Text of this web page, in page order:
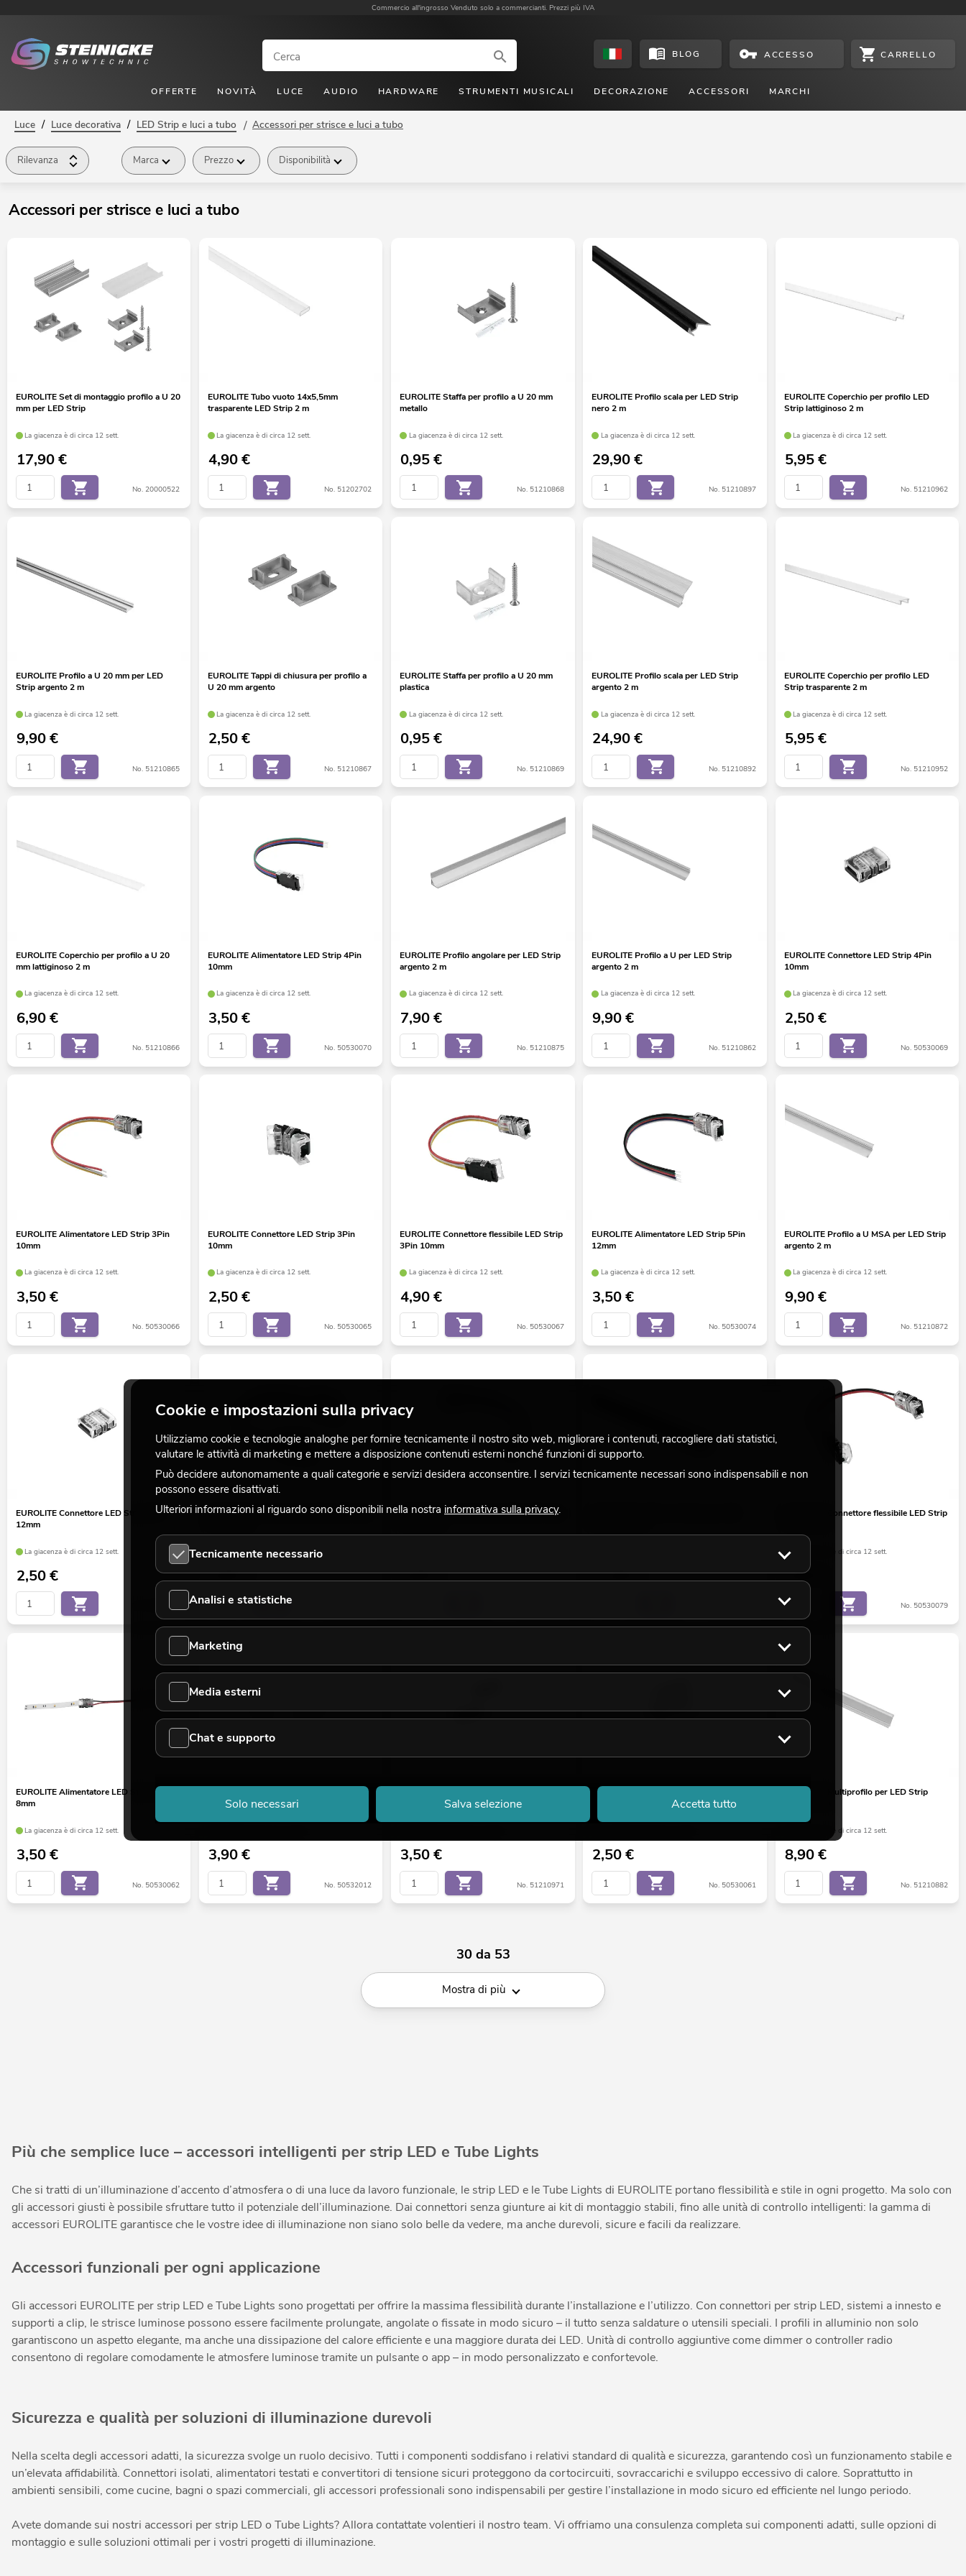
Commercio all'ingrosso Venduto solo a commercianti. Prezzi più IVA
BLOG ACCESSO CARRELLO
OFFERTE NOVITÀ LUCE AUDIO HARDWARE STRUMENTI MUSICALI DECORAZIONE ACCESSORI MARCHI
Luce / Luce decorativa / LED Strip e luci a tubo / Accessori per strisce e luci a tubo
Rilevanza Marca Prezzo Disponibilità
Accessori per strisce e luci a tubo
EUROLITE Set di montaggio profilo a U 20
mm per LED Strip
La giacenza è di circa 12 sett.
17,90€
No. 20000522
EUROLITE Tubo vuoto 14x5,5mm
trasparente LED Strip 2 m
La giacenza è di circa 12 sett.
4,90€
No. 51202702
EUROLITE Staffa per profilo a U 20 mm
metallo
La giacenza è di circa 12 sett.
0,95€
No. 51210868
EUROLITE Profilo scala per LED Strip
nero 2 m
La giacenza è di circa 12 sett.
29,90€
No. 51210897
EUROLITE Coperchio per profilo LED
Strip lattiginoso 2 m
La giacenza è di circa 12 sett.
5,95€
No. 51210962
EUROLITE Profilo a U 20 mm per LED
Strip argento 2 m
La giacenza è di circa 12 sett.
9,90€
No. 51210865
EUROLITE Tappi di chiusura per profilo a
U 20 mm argento
La giacenza è di circa 12 sett.
2,50€
No. 51210867
EUROLITE Staffa per profilo a U 20 mm
plastica
La giacenza è di circa 12 sett.
0,95€
No. 51210869
EUROLITE Profilo scala per LED Strip
argento 2 m
La giacenza è di circa 12 sett.
24,90€
No. 51210892
EUROLITE Coperchio per profilo LED
Strip trasparente 2 m
La giacenza è di circa 12 sett.
5,95€
No. 51210952
EUROLITE Coperchio per profilo a U 20
mm lattiginoso 2 m
La giacenza è di circa 12 sett.
6,90€
No. 51210866
EUROLITE Alimentatore LED Strip 4Pin
10mm
La giacenza è di circa 12 sett.
3,50€
No. 50530070
EUROLITE Profilo angolare per LED Strip
argento 2 m
La giacenza è di circa 12 sett.
7,90€
No. 51210875
EUROLITE Profilo a U per LED Strip
argento 2 m
La giacenza è di circa 12 sett.
9,90€
No. 51210862
EUROLITE Connettore LED Strip 4Pin
10mm
La giacenza è di circa 12 sett.
2,50€
No. 50530069
EUROLITE Alimentatore LED Strip 3Pin
10mm
La giacenza è di circa 12 sett.
3,50€
No. 50530066
EUROLITE Connettore LED Strip 3Pin
10mm
La giacenza è di circa 12 sett.
2,50€
No. 50530065
EUROLITE Connettore flessibile LED Strip
3Pin 10mm
La giacenza è di circa 12 sett.
4,90€
No. 50530067
EUROLITE Alimentatore LED Strip 5Pin
12mm
La giacenza è di circa 12 sett.
3,50€
No. 50530074
EUROLITE Profilo a U MSA per LED Strip
argento 2 m
La giacenza è di circa 12 sett.
9,90€
No. 51210872
EUROLITE Connettore LED Strip 5Pin
12mm
La giacenza è di circa 12 sett.
2,50€
No. 50530073
EUROLITE Connettore flessibile LED Strip
La giacenza è di circa 12 sett.
4,90€
EUROLITE Connettore flessibile LED Strip
4,90€ 12,90€
EUROLITE Connettore flessibile LED Strip
La giacenza è di circa 12 sett.
4,90
No. 50530079
EUROLITE Alimentatore LED Strip 2Pin
8mm
La giacenza è di circa 12 sett.
3,50€
No. 50530062
3,90€
No. 50532012
U 20 mm nero
3,50€
No. 51210971
EUROLITE Connettore LED Strip 2Pin
2,50€
No. 50530061
EUROLITE Multiprofilo per LED Strip
La giacenza è di circa 12 sett.
8,90€
No. 51210882
30 da 53
Mostra di più
Più che semplice luce – accessori intelligenti per strip LED e Tube Lights
Che si tratti di un’illuminazione d’accento d’atmosfera o di una luce da lavoro funzionale, le strip LED e le Tube Lights di EUROLITE portano flessibilità e stile in ogni progetto. Ma solo con
gli accessori giusti è possibile sfruttare tutto il potenziale dell’illuminazione. Dai connettori senza giunture ai kit di montaggio stabili, fino alle unità di controllo intelligenti: la gamma di
accessori EUROLITE garantisce che le vostre idee di illuminazione non siano solo belle da vedere, ma anche durevoli, sicure e facili da realizzare.
Accessori funzionali per ogni applicazione
Gli accessori EUROLITE per strip LED e Tube Lights sono progettati per offrire la massima flessibilità durante l’installazione e l’utilizzo. Con connettori per strip LED, sistemi a innesto e
supporti a clip, le strisce luminose possono essere facilmente prolungate, angolate o fissate in modo sicuro – il tutto senza saldature o utensili speciali. I profili in alluminio non solo
garantiscono un aspetto elegante, ma anche una dissipazione del calore efficiente e una maggiore durata dei LED. Unità di controllo aggiuntive come dimmer o controller radio
consentono di regolare comodamente le atmosfere luminose tramite un pulsante o app – in modo personalizzato e confortevole.
Sicurezza e qualità per soluzioni di illuminazione durevoli
Nella scelta degli accessori adatti, la sicurezza svolge un ruolo decisivo. Tutti i componenti soddisfano i relativi standard di qualità e sicurezza, garantendo così un funzionamento stabile e
un’elevata affidabilità. Connettori isolati, alimentatori testati e convertitori di tensione sicuri proteggono da cortocircuiti, sovraccarichi e sviluppo eccessivo di calore. Soprattutto in
ambienti sensibili, come cucine, bagni o spazi commerciali, gli accessori professionali sono indispensabili per gestire l’installazione in modo sicuro ed efficiente nel lungo periodo.
Avete domande sui nostri accessori per strip LED o Tube Lights? Allora contattate volentieri il nostro team. Vi offriamo una consulenza completa sui componenti adatti, sulle opzioni di
montaggio e sulle soluzioni ottimali per i vostri progetti di illuminazione.
Cookie e impostazioni sulla privacy
Utilizziamo cookie e tecnologie analoghe per fornire tecnicamente il nostro sito web, migliorare i contenuti, raccogliere dati statistici,
valutare le attività di marketing e mettere a disposizione contenuti esterni nonché funzioni di supporto.
Può decidere autonomamente a quali categorie e servizi desidera acconsentire. I servizi tecnicamente necessari sono indispensabili e non
possono essere disattivati.
Ulteriori informazioni al riguardo sono disponibili nella nostra informativa sulla privacy.
Tecnicamente necessario
Analisi e statistiche
Marketing
Media esterni
Chat e supporto
Solo necessari Salva selezione Accetta tutto